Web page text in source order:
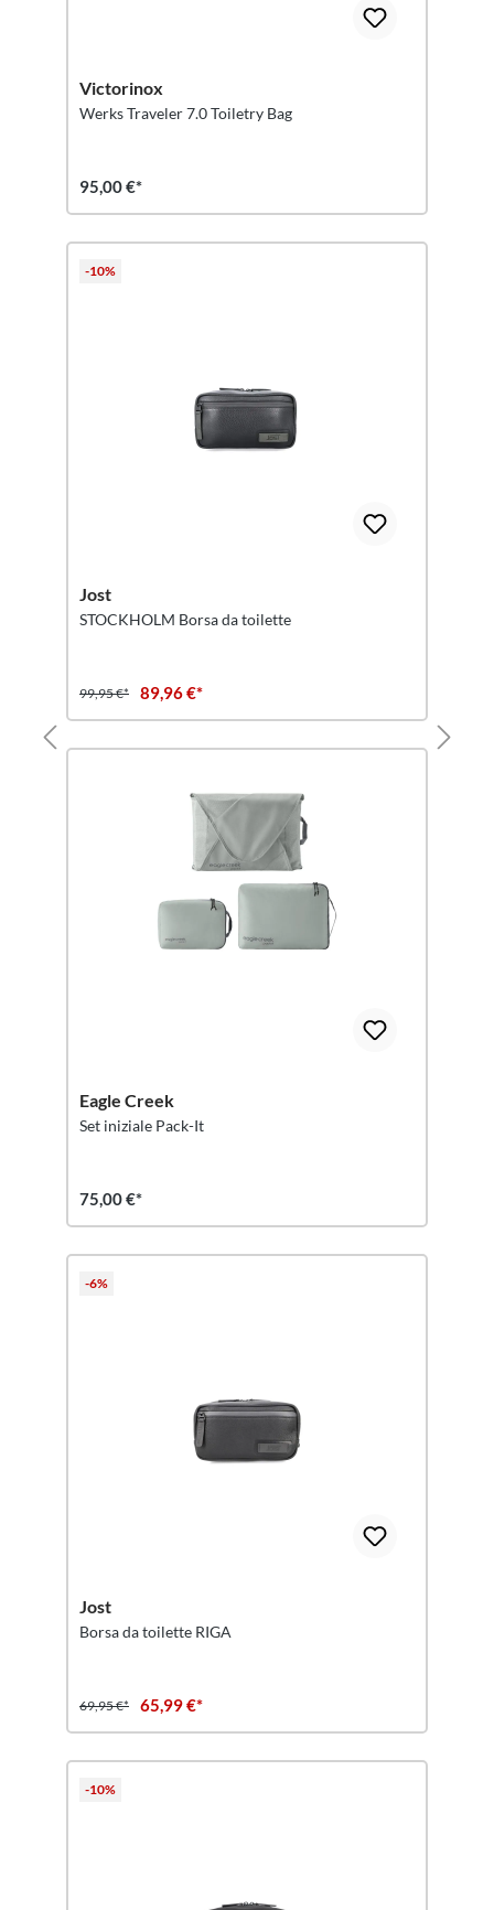
Victorinox
Werks Traveler 7.0 Toiletry Bag
95,00 €*
-10%
Jost
STOCKHOLM Borsa da toilette
99,95 €* 89,96 €*
Eagle Creek
Set iniziale Pack-It
75,00 €*
-6%
Jost
Borsa da toilette RIGA
69,95 €* 65,99 €*
-10%